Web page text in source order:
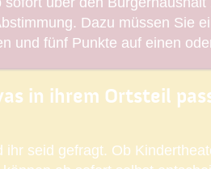
Dazu müssen Sie
und fünf Punkte auf einen
in ihrem Ortsteil
seid gefragt. Ob